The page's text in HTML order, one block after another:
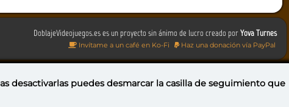
DoblajeVideojuegos.es es un proyecto sin ánimo de lucro creado porYova Turnes
Invítame a un café en Ko-Fi Haz una donación vía PayPal
desactivarlas puedesdesmarcar la casilla de seguimiento que